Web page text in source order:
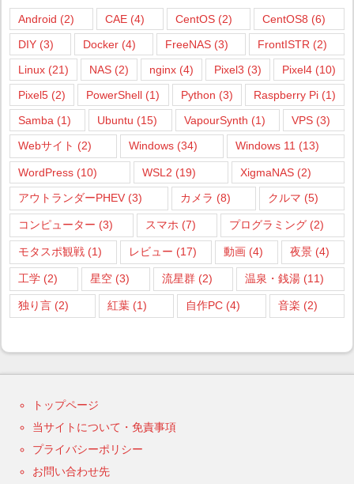
Android (2) CAE(4) CentOS(2) CentOS8 (6)
DIY (3) Docker (4) FreeNAS (3) FrontISTR (2)
Linux (21) NAS (2) nginx (4) Pixel3 (3) Pixel4 (10)
Pixel5 (2) PowerShell (1) Python (3) Raspberry Pi(1)
Samba (1) Ubuntu (15) VapourSynth (1) VPS(3)
Webサイト (2) Windows (34) Windows 11 (13)
WordPress (10) WSL2 (19) XigmaNAS (2)
アウトランダーPHEV (3) カメラ (8) クルマ (5)
コンピューター (3) スマホ (7) プログラミング(2)
モタスポ観戦 (1) レビュー (17) 動画 (4) 夜景 (4)
工学 (2) 星空 (3) 流星群 (2) 温泉・銭湯 (11)
独り言 (2) 紅葉(1) 自作PC(4) 音楽 (2)
トップページ
当サイトについて・免責事項
プライバシーポリシー
お問い合わせ先